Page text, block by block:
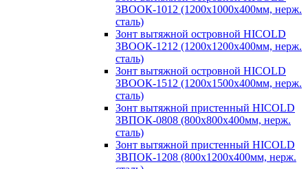
ЗВООК-1012 (1200х1000х400мм, нерж.
сталь)
Зонт вытяжной островной HICOLD
ЗВООК-1212 (1200x1200x400мм, нерж.
сталь)
Зонт вытяжной островной HICOLD
ЗВООК-1512 (1200х1500х400мм, нерж.
сталь)
Зонт вытяжной пристенный HICOLD
ЗВПОК-0808 (800х800х400мм, нерж.
сталь)
Зонт вытяжной пристенный HICOLD
ЗВПОК-1208 (800х1200х400мм, нерж.